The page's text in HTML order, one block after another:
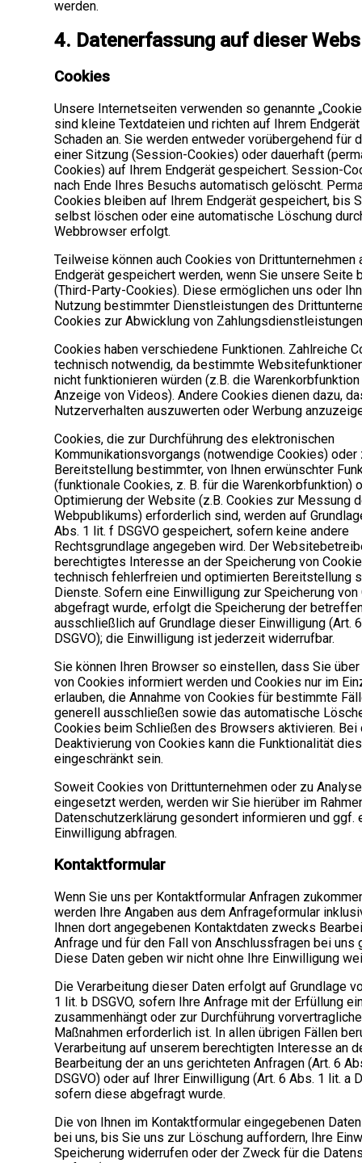
werden.
4. Datenerfassung auf dieser
Cookies
Unsere Internetseiten verwenden so genannte
sind kleine Textdateien und richten auf Ihrem
Schaden an. Sie werden entweder vorübergehend für
einer Sitzung (Session-Cookies) oder dauerhaft
Cookies) auf Ihrem Endgerät gespeichert. Session-
nach Ende Ihres Besuchs automatisch gelöscht.
Cookies bleiben auf Ihrem Endgerät gespeichert, bis
selbst löschen oder eine automatische Löschung
Webbrowser erfolgt.
Teilweise können auch Cookies von Drittunternehmen
Endgerät gespeichert werden, wenn Sie unsere Seite
(Third-Party-Cookies). Diese ermöglichen uns oder
Nutzung bestimmter Dienstleistungen des
Cookies zur Abwicklung von
Cookies haben verschiedene Funktionen. Zahlreiche
technisch notwendig, da bestimmte
nicht funktionieren würden (z.B. die
Anzeige von Videos). Andere Cookies dienen dazu,
Nutzerverhalten auszuwerten oder Werbung
Cookies, die zur Durchführung des elektronischen
Kommunikationsvorgangs (notwendige Cookies) oder
Bereitstellung bestimmter, von Ihnen erwünschter
(funktionale Cookies, z. B. für die Warenkorbfunktion)
Optimierung der Website (z.B. Cookies zur Messung
Webpublikums) erforderlich sind, werden auf
Abs. 1 lit. f DSGVO gespeichert, sofern keine andere
Rechtsgrundlage angegeben wird. Der
berechtigtes Interesse an der Speicherung von
technisch fehlerfreien und optimierten Bereitstellung
Dienste. Sofern eine Einwilligung zur Speicherung
abgefragt wurde, erfolgt die Speicherung der
ausschließlich auf Grundlage dieser Einwilligung (Art.
DSGVO); die Einwilligung ist jederzeit widerrufbar.
Sie können Ihren Browser so einstellen, dass Sie
von Cookies informiert werden und Cookies nur im
erlauben, die Annahme von Cookies für bestimmte
generell ausschließen sowie das automatische
Cookies beim Schließen des Browsers aktivieren. Bei
Deaktivierung von Cookies kann die Funktionalität
eingeschränkt sein.
Soweit Cookies von Drittunternehmen oder zu
eingesetzt werden, werden wir Sie hierüber im
Datenschutzerklärung gesondert informieren und ggf.
Einwilligung abfragen.
Kontaktformular
Wenn Sie uns per Kontaktformular Anfragen
werden Ihre Angaben aus dem Anfrageformular
Ihnen dort angegebenen Kontaktdaten zwecks
Anfrage und für den Fall von Anschlussfragen bei uns
Diese Daten geben wir nicht ohne Ihre Einwilligung
Die Verarbeitung dieser Daten erfolgt auf Grundlage
1 lit. b DSGVO, sofern Ihre Anfrage mit der Erfüllung
zusammenhängt oder zur Durchführung
Maßnahmen erforderlich ist. In allen übrigen Fällen
Verarbeitung auf unserem berechtigten Interesse an
Bearbeitung der an uns gerichteten Anfragen (Art. 6
DSGVO) oder auf Ihrer Einwilligung (Art. 6 Abs. 1 lit. a
sofern diese abgefragt wurde.
Die von Ihnen im Kontaktformular eingegebenen
bei uns, bis Sie uns zur Löschung auffordern, Ihre
Speicherung widerrufen oder der Zweck für die